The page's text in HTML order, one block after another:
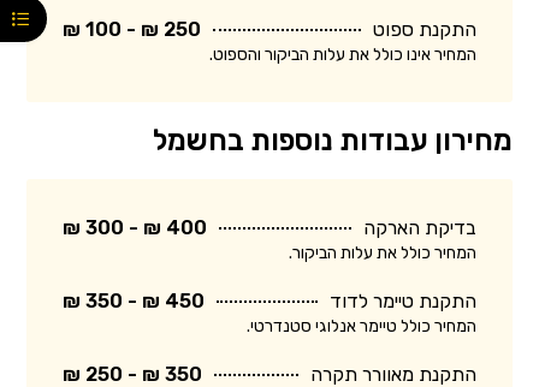
התקנת ספוט 250 ₪ - 100 ₪
המחיר אינו כולל את עלות הביקור והספוט.
מחירון עבודות נוספות בחשמל
בדיקת הארקה 400 ₪ - 300 ₪
המחיר כולל את עלות הביקור.
התקנת טיימר לדוד 450 ₪ - 350 ₪
המחיר כולל טיימר אנלוגי סטנדרטי.
התקנת מאוורר תקרה 350 ₪ - 250 ₪